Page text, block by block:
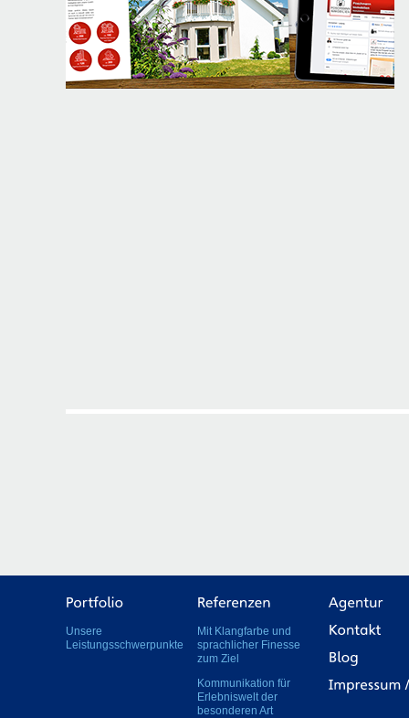
Unsere
Leistungsschwerpunkte
Mit Klangfarbe und
sprachlicher Finesse
zum Ziel
Kommunikation für
Erlebniswelt der
besonderen Art